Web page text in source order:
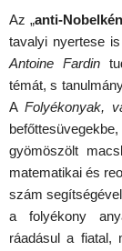
Az „anti-
tavalyi nyertese
Antoine Fardin
témát, s
A Folyékonyak,
gyömöszölt
matematikai és
szám
a folyékony
ráadásul a fiatal,